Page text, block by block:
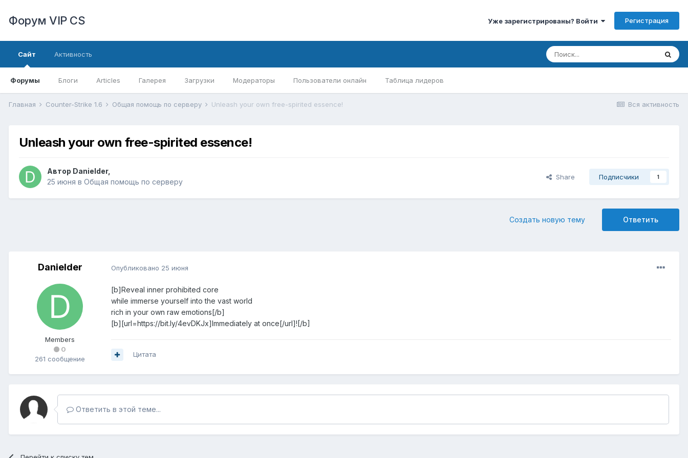
Форум VIP CS Уже зарегистрированы? Войти Регистрация
Сайт
Форумы Блоги Articles Галерея Загрузки Модераторы Пользователи онлайн Таблица лидеров
Активность
Вся активность
Главная Counter-Strike 1.6 Общая помощь по серверу Unleash your own free-spirited essence!
Unleash your own free-spirited essence!
Автор Danielder,
25 июня в Общая помощь по серверу
Share Подписчики 1
Ответить
Создать новую тему
Danielder
Members
0
261 сообщение
Опубликовано 25 июня
[b]Reveal inner prohibited core
while immerse yourself into the vast world
rich in your own raw emotions[/b]
[b][url=https://bit.ly/4evDKJx]Immediately at once[/url]![/b]
Цитата
Ответить в этой теме...